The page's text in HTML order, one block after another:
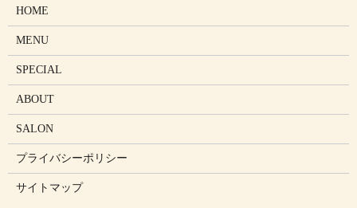
HOME
MENU
SPECIAL
ABOUT
SALON
プライバシーポリシー
サイトマップ